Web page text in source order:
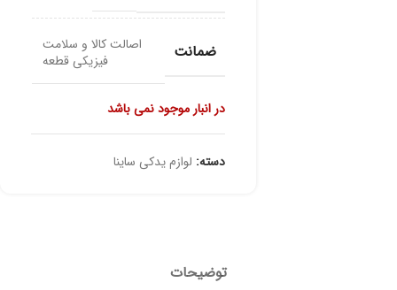
ضمانت
اصالت کالا و سلامت
فیزیکی قطعه
در انبار موجود نمی باشد
دسته: لوازم یدکی ساینا
توضیحات